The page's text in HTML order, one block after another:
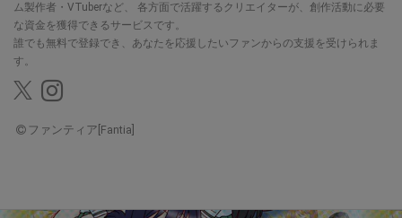
ム製作者・VTuberなど、
各方面で活躍するクリエイターが、創作活動に必要
な資金を獲得できるサービスです。
誰でも無料で登録でき、あなたを応援したいファンからの支援を受けられま
す。
ファンティア[Fantia]